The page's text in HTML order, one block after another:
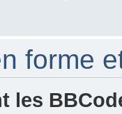
forme
les